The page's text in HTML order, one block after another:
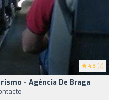
4.3 (7)
- Agência De Braga